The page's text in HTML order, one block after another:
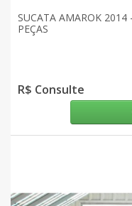
SUCATA AMAROK 2014
PEÇAS
R$ Consulte